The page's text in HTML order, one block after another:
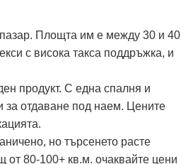
Площта им е между 30 и 40
с висока такса поддръжка, и
продукт. С една спалня и
за отдаване под наем. Цените
но търсенето расте
80-100+ кв.м. очаквайте цени